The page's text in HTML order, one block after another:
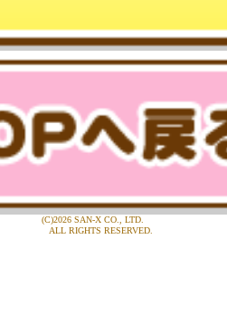
(C)2026 SAN-X CO., LTD.
ALL RIGHTS RESERVED.